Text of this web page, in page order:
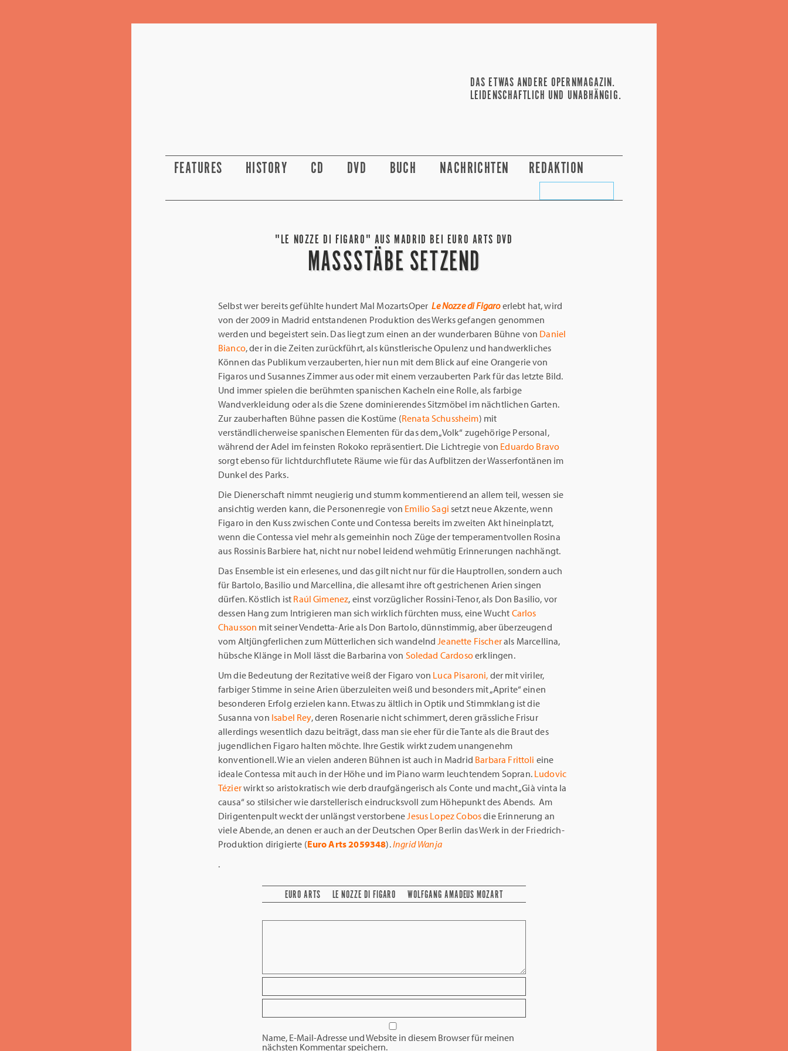
DAS ETWAS ANDERE OPERNMAGAZIN.
LEIDENSCHAFTLICH UND UNABHÄNGIG.
FEATURES HISTORY CD DVD BUCH NACHRICHTEN REDAKTION
"LE NOZZE DI FIGARO" AUS MADRID BEI EURO ARTS DVD
MASSSTÄBE SETZEND
Selbst wer bereits gefühlte hundert Mal MozartsOperLe Nozze di Figaroerlebt hat, wird
von der 2009 in Madrid entstandenen Produktion des Werks gefangen genommen
werden und begeistert sein. Das liegt zum einen an der wunderbaren Bühne von Daniel
Bianco, der in die Zeiten zurückführt, als künstlerische Opulenz und handwerkliches
Können das Publikum verzauberten, hier nun mit dem Blick auf eine Orangerie von
Figaros und Susannes Zimmer aus oder mit einem verzauberten Park für das letzte Bild.
Und immer spielen die berühmten spanischen Kacheln eine Rolle, als farbige
Wandverkleidung oder als die Szene dominierendes Sitzmöbel im nächtlichen Garten.
Zur zauberhaften Bühne passen die Kostüme (Renata Schussheim) mit
verständlicherweise spanischen Elementen für das dem „Volk“ zugehörige Personal,
während der Adel im feinsten Rokoko repräsentiert. Die Lichtregie von Eduardo Bravo
sorgt ebenso für lichtdurchflutete Räume wie für das Aufblitzen der Wasserfontänen im
Dunkel des Parks.
Die Dienerschaft nimmt neugierig und stumm kommentierend an allem teil, wessen sie
ansichtig werden kann, die Personenregie von Emilio Sagi setzt neue Akzente, wenn
Figaro in den Kuss zwischen Conte und Contessa bereits im zweiten Akt hineinplatzt,
wenn die Contessa viel mehr als gemeinhin noch Züge der temperamentvollen Rosina
aus Rossinis Barbiere hat, nicht nur nobel leidend wehmütig Erinnerungen nachhängt.
Das Ensemble ist ein erlesenes, und das gilt nicht nur für die Hauptrollen, sondern auch
für Bartolo, Basilio und Marcellina, die allesamt ihre oft gestrichenen Arien singen
dürfen. Köstlich ist Raúl Gimenez, einst vorzüglicher Rossini-Tenor, als Don Basilio, vor
dessen Hang zum Intrigieren man sich wirklich fürchten muss, eine Wucht Carlos
Chausson mit seiner Vendetta-Arie als Don Bartolo, dünnstimmig, aber überzeugend
vom Altjüngferlichen zum Mütterlichen sich wandelndJeanette Fischerals Marcellina,
hübsche Klänge in Moll lässt die Barbarina von Soledad Cardosoerklingen.
Um die Bedeutung der Rezitative weiß der Figaro von Luca Pisaroni, der mit viriler,
farbiger Stimme in seine Arien überzuleiten weiß und besonders mit „Aprite“ einen
besonderen Erfolg erzielen kann. Etwas zu ältlich in Optik und Stimmklang ist die
Susanna von Isabel Rey, deren Rosenarie nicht schimmert, deren grässliche Frisur
allerdings wesentlich dazu beiträgt, dass man sie eher für die Tante als die Braut des
jugendlichen Figaro halten möchte. Ihre Gestik wirkt zudem unangenehm
konventionell. Wie an vielen anderen Bühnen ist auch in Madrid Barbara Frittoli eine
ideale Contessa mit auch in der Höhe und im Piano warm leuchtendem Sopran.Ludovic
Tézierwirkt so aristokratisch wie derb draufgängerisch als Conte und macht „Già vinta la
causa“ so stilsicher wie darstellerisch eindrucksvoll zum Höhepunkt des Abends. Am
Dirigentenpult weckt der unlängst verstorbeneJesus Lopez Cobosdie Erinnerung an
viele Abende, an denen er auch an der Deutschen Oper Berlin das Werk in der Friedrich-
Produktion dirigierte (Euro Arts 2059348).Ingrid Wanja
.
EURO ARTS LE NOZZE DI FIGARO WOLFGANG AMADEUS MOZART
Name, E-Mail-Adresse und Website in diesem Browser für meinen
nächsten Kommentar speichern.